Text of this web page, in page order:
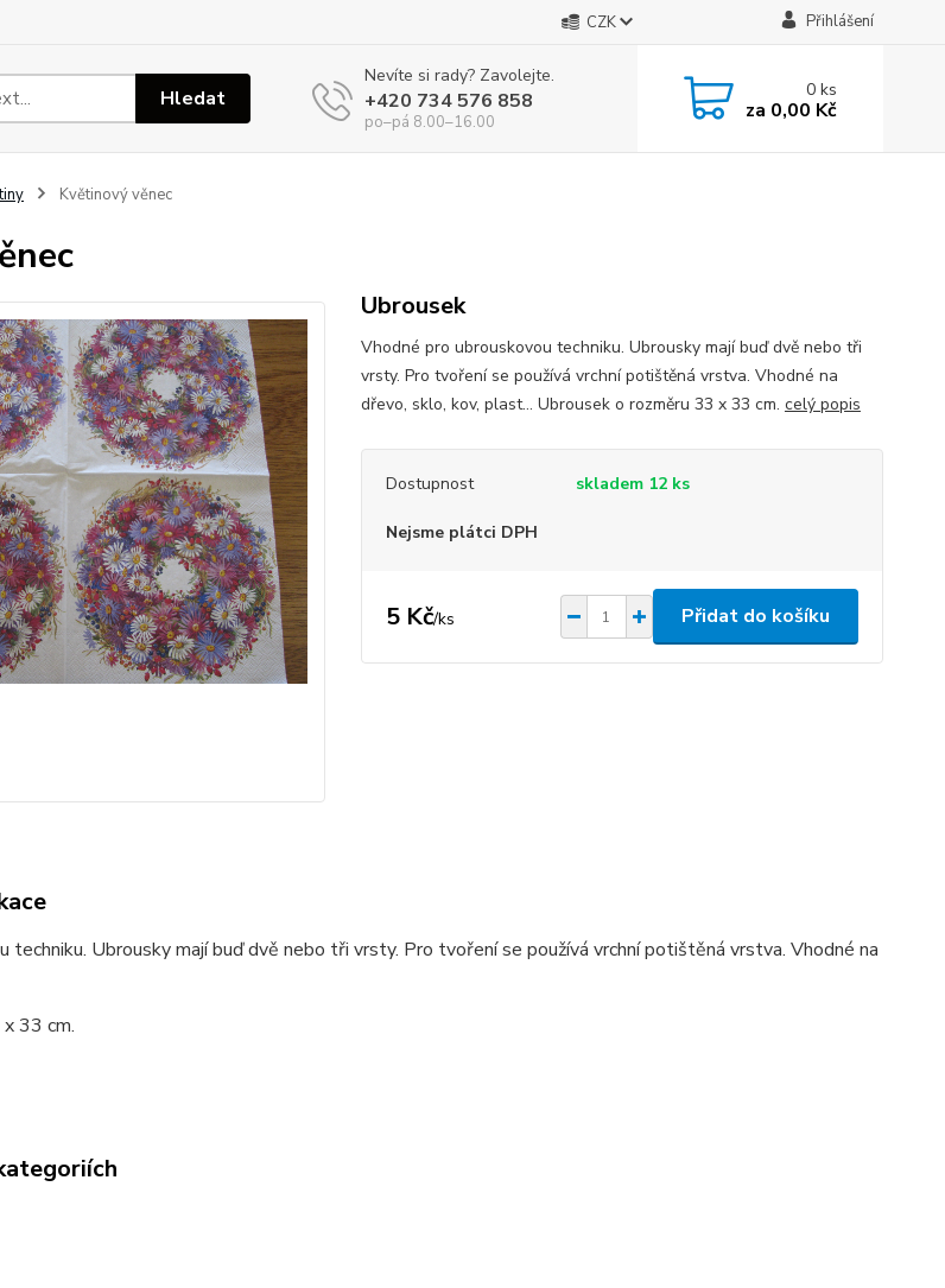
CZK Přihlášení
Hledat
Nevíte si rady? Zavolejte.
+420 734 576 858
po–pá 8.00–16.00
0ks
za 0,00 Kč
Květinový věnec
Ubrousek
Vhodné pro ubrouskovou techniku. Ubrousky mají buď dvě nebo tři
vrsty. Pro tvoření se používá vrchní potištěná vrstva. Vhodné na
dřevo, sklo, kov, plast... Ubrousek o rozměru 33 x 33 cm. celý popis
Dostupnost skladem 12 ks
Nejsme plátci DPH
5 Kč/ks Přidat do košíku
techniku. Ubrousky mají buď dvě nebo tři vrsty. Pro tvoření se používá vrchní potištěná vrstva. Vhodné na
33 cm.